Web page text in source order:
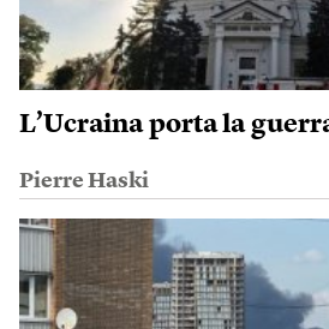
L’Ucraina porta la
Pierre Haski